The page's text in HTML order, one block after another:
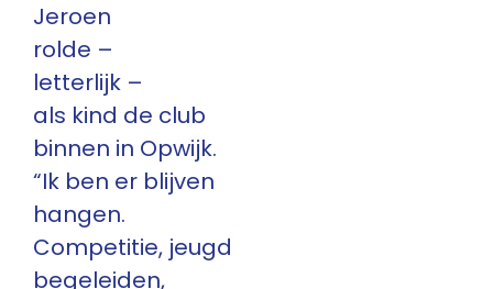
Jeroen
rolde –
letterlijk –
als kind de club
binnen in Opwijk.
“Ik ben er blijven
hangen.
Competitie, jeugd
begeleiden,